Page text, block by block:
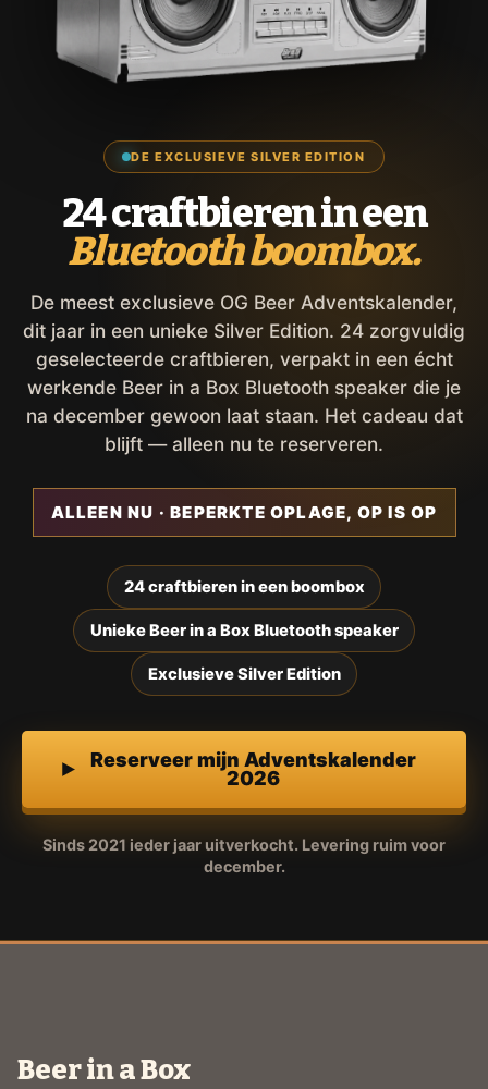
DE EXCLUSIEVE SILVER EDITION
24 craftbieren in een
Bluetooth boombox.
De meest exclusieve OG Beer Adventskalender,
dit jaar in een unieke Silver Edition. 24 zorgvuldig
geselecteerde craftbieren, verpakt in een écht
werkende Beer in a Box Bluetooth speaker die je
na december gewoon laat staan. Het cadeau dat
blijft — alleen nu te reserveren.
ALLEEN NU · BEPERKTE OPLAGE, OP IS OP
24 craftbieren in een boombox
Unieke Beer in a Box Bluetooth speaker
Exclusieve Silver Edition
Reserveer mijn Adventskalender
2026
Sinds 2021 ieder jaar uitverkocht. Levering ruim voor
december.
Beer in a Box